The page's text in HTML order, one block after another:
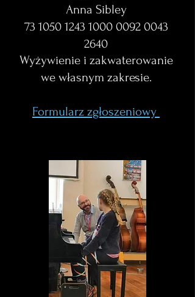
Anna Sibley
73 1050 1243 1000 0092 0043
2640
Wyżywienie i zakwaterowanie
we własnym zakresie.
Formularz zgłoszeniowy